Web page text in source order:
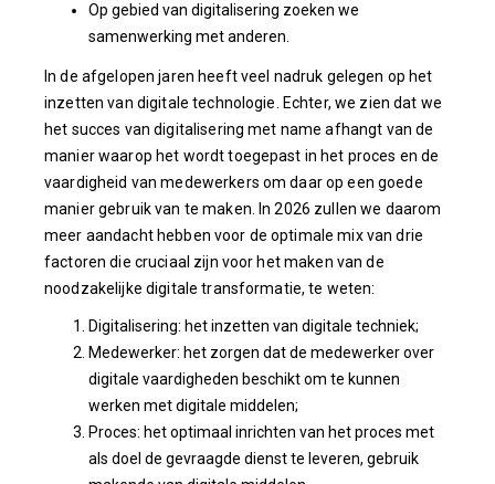
Op gebied van digitalisering zoeken we
samenwerking met anderen.
In de afgelopen jaren heeft veel nadruk gelegen op het
inzetten van digitale technologie. Echter, we zien dat we
het succes van digitalisering met name afhangt van de
manier waarop het wordt toegepast in het proces en de
vaardigheid van medewerkers om daar op een goede
manier gebruik van te maken. In 2026 zullen we daarom
meer aandacht hebben voor de optimale mix van drie
factoren die cruciaal zijn voor het maken van de
noodzakelijke digitale transformatie, te weten:
Digitalisering: het inzetten van digitale techniek;
Medewerker: het zorgen dat de medewerker over
digitale vaardigheden beschikt om te kunnen
werken met digitale middelen;
Proces: het optimaal inrichten van het proces met
als doel de gevraagde dienst te leveren, gebruik